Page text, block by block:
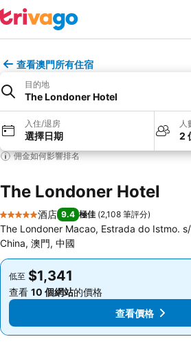
查看澳門所有住宿
目的地
The Londoner Hotel
入住/退房
選擇日期
人
2
佣金如何影響排名
The Londoner Hotel
5 星級
酒店 9.4 極佳 (2,108 筆評分)
The Londoner Macao, Estrada do Istmo.
China, 澳門, 中國
低至 $1,341
查看 10 個網站的價格
查看價格
低至 $1,341
查看 10 個網站的價格
查看價格